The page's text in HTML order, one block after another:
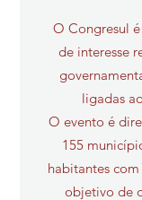
O Congresul
de interesse
ligadas
O evento é
155
habitantes
objetivo de